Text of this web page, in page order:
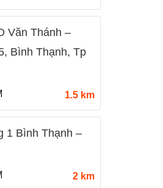
Văn Thánh –
Bình Thạnh, Tp
1.5 km
1 Bình Thạnh –
2 km